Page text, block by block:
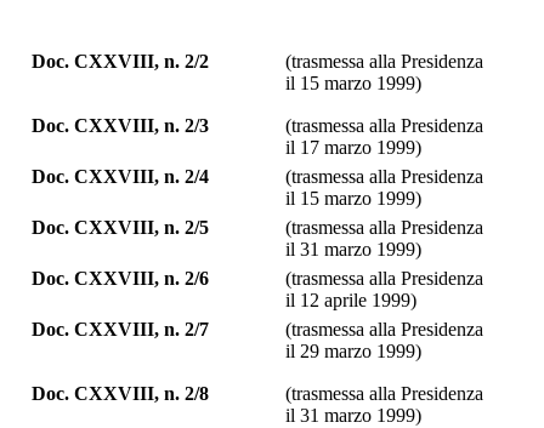
Doc. CXXVIII, n. 2/2
(trasmessa alla Presidenza
il 15 marzo 1999)
Doc. CXXVIII, n. 2/3
(trasmessa alla Presidenza
il 17 marzo 1999)
Doc. CXXVIII, n. 2/4
(trasmessa alla Presidenza
il 15 marzo 1999)
Doc. CXXVIII, n. 2/5
(trasmessa alla Presidenza
il 31 marzo 1999)
Doc. CXXVIII, n. 2/6
(trasmessa alla Presidenza
il 12 aprile 1999)
Doc. CXXVIII, n. 2/7
(trasmessa alla Presidenza
il 29 marzo 1999)
Doc. CXXVIII, n. 2/8
(trasmessa alla Presidenza
il 31 marzo 1999)